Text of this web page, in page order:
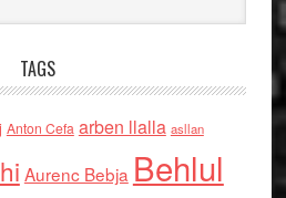
TAGS
Anton Cefa arben llalla asllan
Aurenc Bebja Behlul